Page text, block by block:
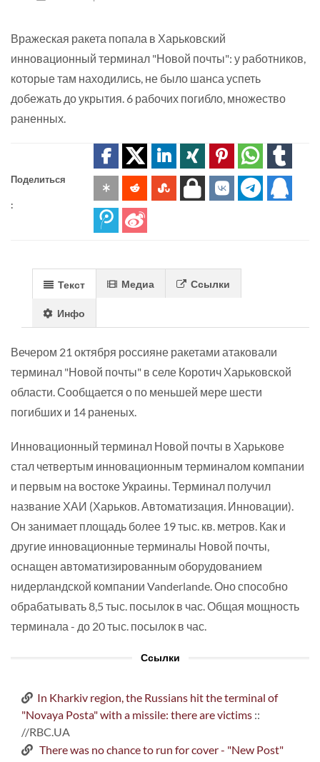
Вражеская ракета попала в Харьковский
инновационный терминал "Новой почты": у работников,
которые там находились, не было шанса успеть
добежать до укрытия. 6 рабочих погибло, множество
раненных.
Поделиться
:
Текст Медиа Ссылки
Инфо
Вечером 21 октября россияне ракетами атаковали
терминал "Новой почты" в селе Коротич Харьковской
области. Сообщается о по меньшей мере шести
погибших и 14 раненых.
Инновационный терминал Новой почты в Харькове
стал четвертым инновационным терминалом компании
и первым на востоке Украины. Терминал получил
название ХАИ (Харьков. Автоматизация. Инновации).
Он занимает площадь более 19 тыс. кв. метров. Как и
другие инновационные терминалы Новой почты,
оснащен автоматизированным оборудованием
нидерландской компании Vanderlande. Оно способно
обрабатывать 8,5 тыс. посылок в час. Общая мощность
терминала - до 20 тыс. посылок в час.
Ссылки
In Kharkiv region, the Russians hit the terminal of
"Novaya Posta" with a missile: there are victims ::
//RBC.UA
There was no chance to run for cover - "New Post"